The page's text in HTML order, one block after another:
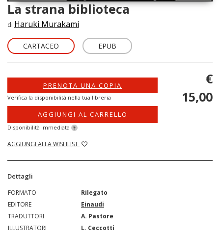
La strana biblioteca
di Haruki Murakami
CARTACEO EPUB
PRENOTA UNA COPIA
Verifica la disponibilità nella tua libreria
AGGIUNGI AL CARRELLO
Disponibilità immediata ?
AGGIUNGI ALLA WISHLIST
€
15,00
Dettagli
FORMATO
Rilegato
EDITORE
Einaudi
TRADUTTORI
A. Pastore
ILLUSTRATORI
L. Ceccotti